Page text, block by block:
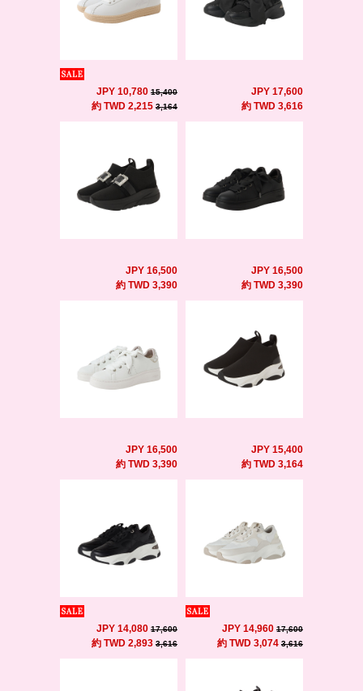
JPY 10,780 15,400
約 TWD 2,215 3,164
JPY 17,600
約 TWD 3,616
JPY 16,500
約 TWD 3,390
JPY 16,500
約 TWD 3,390
JPY 16,500
約 TWD 3,390
JPY 15,400
約 TWD 3,164
JPY 14,080 17,600
約 TWD 2,893 3,616
JPY 14,960 17,600
約 TWD 3,074 3,616